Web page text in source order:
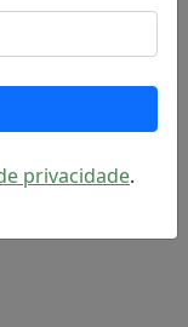
na
exige
privacidade.